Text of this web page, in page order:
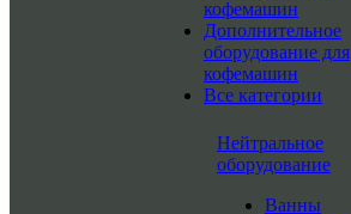
кофемашин
Дополнительное
оборудование для
кофемашин
Все категории
Нейтральное
оборудование
Ванны